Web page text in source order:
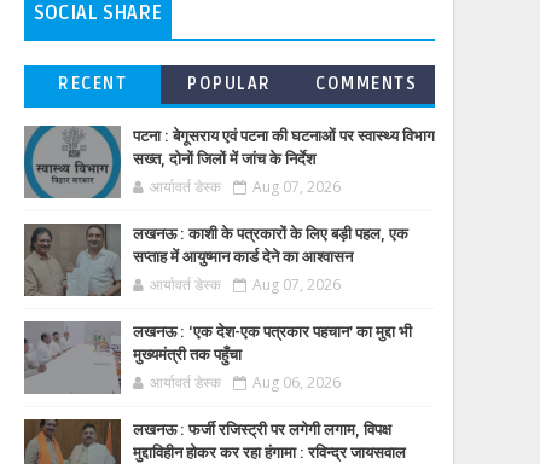
SOCIAL SHARE
RECENT POPULAR COMMENTS
पटना : बेगूसराय एवं पटना की घटनाओं पर स्वास्थ्य विभाग
सख्त, दोनों जिलों में जांच के निर्देश
आर्यावर्त डेस्क Aug 07, 2026
लखनऊ : काशी के पत्रकारों के लिए बड़ी पहल, एक
सप्ताह में आयुष्मान कार्ड देने का आश्वासन
आर्यावर्त डेस्क Aug 07, 2026
लखनऊ : ‘एक देश-एक पत्रकार पहचान’ का मुद्दा भी
मुख्यमंत्री तक पहुँचा
आर्यावर्त डेस्क Aug 06, 2026
लखनऊ : फर्जी रजिस्ट्री पर लगेगी लगाम, विपक्ष
मुद्दाविहीन होकर कर रहा हंगामा : रविन्द्र जायसवाल